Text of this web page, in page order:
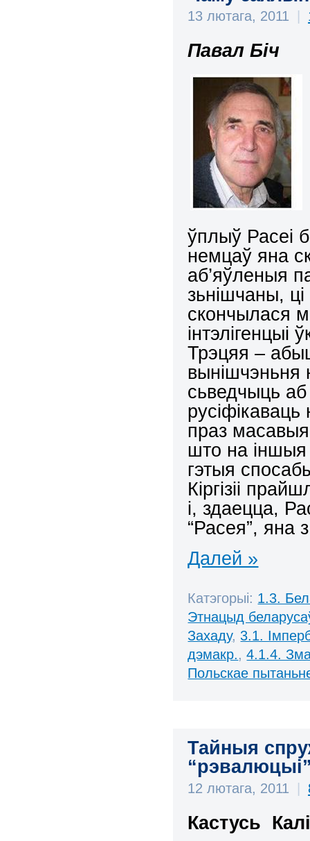
13 лютага, 2011
Павал Біч
ўплыў Расеі
немцаў яна
аб’яўленыя
зьнiшчаны, цi
скончылася
iнтэлігенцыi
Трэцяя –
вынiшчэньня
сьведчыць
русiфiкаваць
праз
што на iншыя
гэтыя
Кiргiзii
i, здаецца,
“Расея”, яна
Далей »
Катэгорыі: 1.3.
Этнацыд
Захаду, 3.1.
дэмакр.,4.1.4.
Польскае
Тайныя
12 лютага, 2011
Кастусь